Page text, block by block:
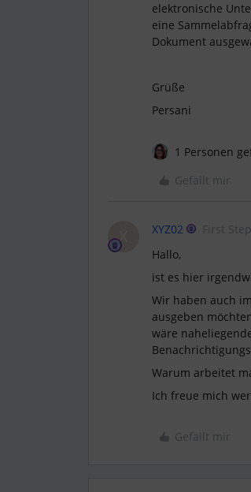
elektronische
eine
Dokument
Grüße
Persani
1 Personen
Gefällt mir
X XYZ02 First
Hallo,
ist es hier
Wir haben auch
ausgeben
wäre
Warum arbeitet
Ich freue mich
Gefällt mir